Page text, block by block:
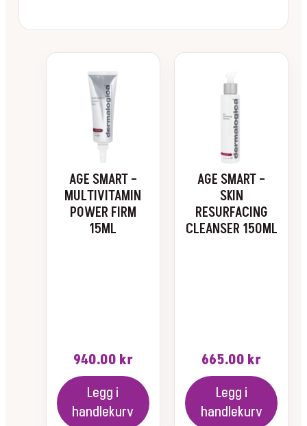
AGE SMART –
MULTIVITAMIN
POWER FIRM
15ML
940.00 kr
Legg i
handlekurv
AGE SMART –
SKIN
RESURFACING
CLEANSER 150ML
665.00 kr
Legg i
handlekurv